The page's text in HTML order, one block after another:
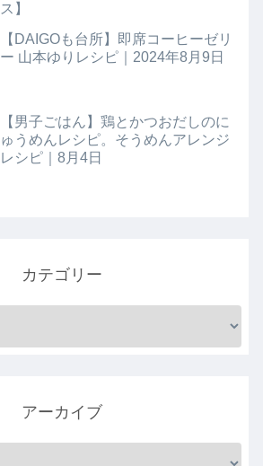
ス】
【DAIGOも台所】即席コーヒーゼリ
ー 山本ゆりレシピ｜2024年8月9日
【男子ごはん】鶏とかつおだしのに
ゅうめんレシピ。そうめんアレンジ
レシピ｜8月4日
カテゴリー
アーカイブ